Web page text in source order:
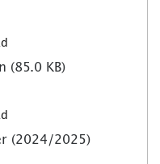
(85.0 KB)
(2024/2025)